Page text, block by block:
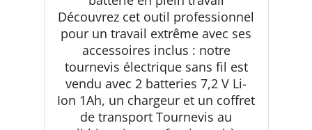
Découvrez cet outil professionnel
pour un travail extrême avec ses
accessoires inclus : notre
tournevis électrique sans fil est
vendu avec 2 batteries 7,2 V Li-
Ion 1Ah, un chargeur et un coffret
de transport Tournevis au